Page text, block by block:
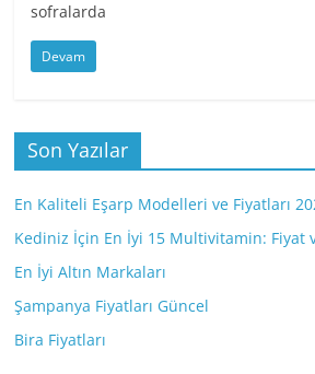
sofralarda
Devam
Son Yazılar
En Kaliteli Eşarp Modelleri ve Fiyatları
Kediniz İçin En İyi 15 Multivitamin: Fiyat
En İyi Altın Markaları
Şampanya Fiyatları Güncel
Bira Fiyatları